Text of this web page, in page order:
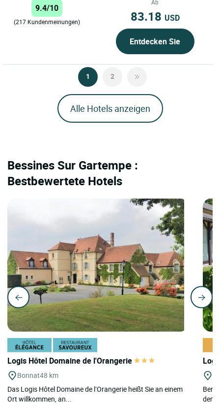
9.4/10
(217 Kundenmeinungen)
Ab
83.18 USD
Entdecken Sie
1 2
Alle Hotels anzeigen
Bessines Sur Gartempe :
Bestbewertete Hotels
Logis Hôtel Domaine de l'Orangerie
Bonnat48 km
Das Logis Hôtel Domaine de l’Orangerie heißt Sie an einem
Ort willkommen, an...
dem